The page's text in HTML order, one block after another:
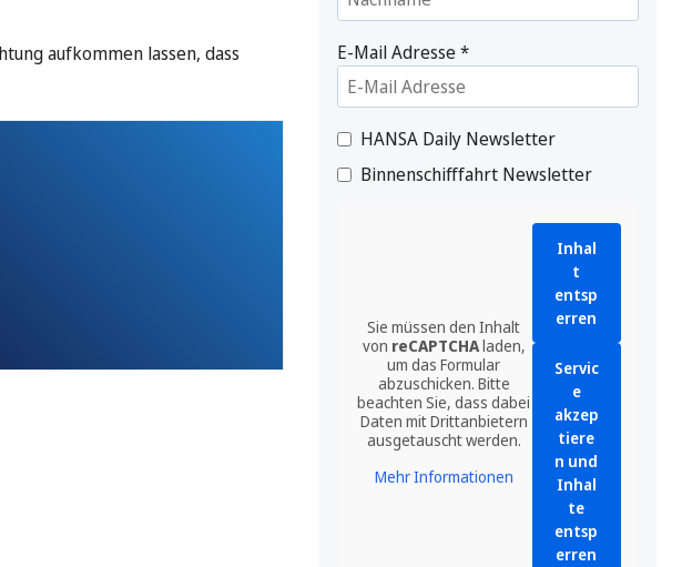
aufkommen lassen, dass
E-Mail Adresse*
HANSA Daily Newsletter
Binnenschifffahrt Newsletter
Sie müssen den Inhalt
von reCAPTCHAladen,
um das Formular
abzuschicken. Bitte
beachten Sie, dass dabei
Daten mit Drittanbietern
ausgetauscht werden.
Mehr Informationen
Inhal
t
entsp
erren
Servic
e
akzep
tiere
n und
Inhal
te
entsp
erren